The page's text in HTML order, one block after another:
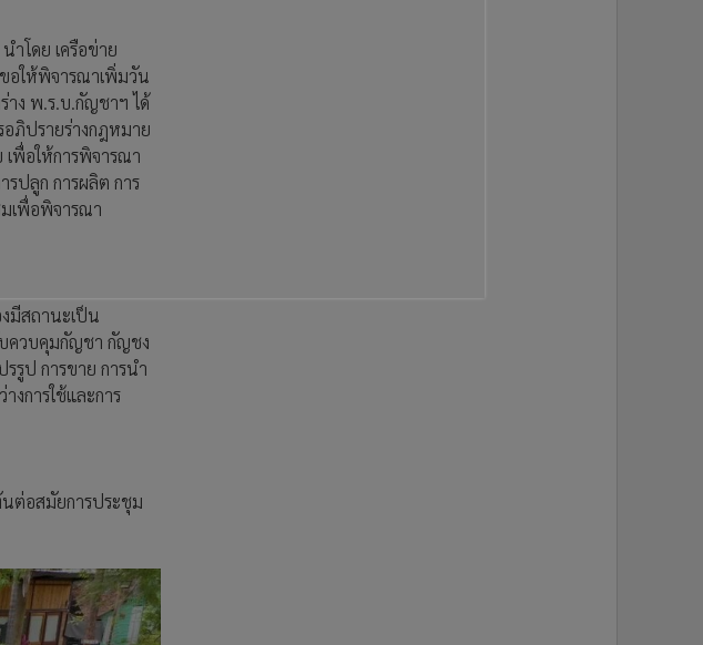
โดย เครือข่าย
อให้พิจารณาเพิ่มวัน
าง พ.ร.บ.กัญชาฯ ได้
ภิปรายร่างกฎหมาย
พื่อให้การพิจารณา
รปลูก การผลิต การ
เพื่อพิจารณา
มีสถานะเป็น
ควบคุมกัญชา กัญชง
รูป การขาย การนำ
งการใช้และการ
ต่อสมัยการประชุม